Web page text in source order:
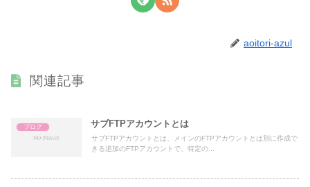
aoitori-azul
関連記事
ブログ サブFTPアカウントとは
サブFTPアカウントとは、メインのFTPアカウントとは別に作成で
きる追加のFTPアカウントで、特定の...